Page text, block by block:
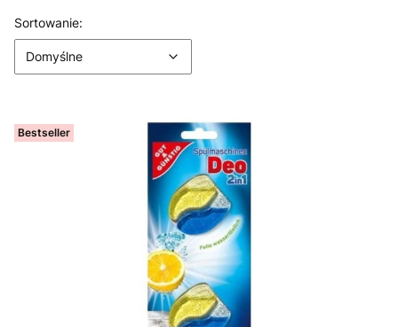
Lista produktów
Sortowanie:
Domyślne
Bestseller